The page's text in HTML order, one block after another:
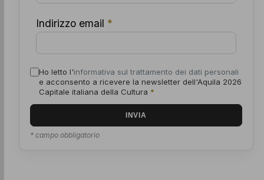
Indirizzo email *
Ho letto l'informativa sul trattamento dei dati personali
e acconsento a ricevere la newsletter dell'Aquila 2026
Capitale italiana della Cultura *
* campo obbligatorio